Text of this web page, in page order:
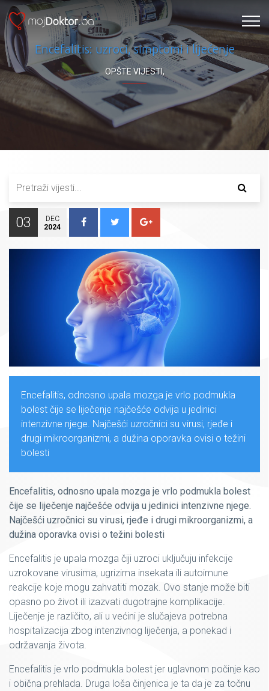
Encefalitis: uzroci, simptomi i liječenje
OPŠTE VIJESTI,
03
DEC
2024
Encefalitis, odnosno upala mozga je vrlo podmukla
bolest čije se liječenje najčešće odvija u jedinici
intenzivne njege. Najčešći uzročnici su virusi, rjeđe i
drugi mikroorganizmi, a dužina oporavka ovisi o težini
bolesti
Encefalitis, odnosno upala mozga je vrlo podmukla bolest
čije se liječenje najčešće odvija u jedinici intenzivne njege.
Najčešći uzročnici su virusi, rjeđe i drugi mikroorganizmi, a
dužina oporavka ovisi o težini bolesti
Encefalitis je upala mozga čiji uzroci uključuju infekcije
uzrokovane virusima, ugrizima insekata ili autoimune
reakcije koje mogu zahvatiti mozak. Ovo stanje može biti
opasno po život ili izazvati dugotrajne komplikacije.
Liječenje je različito, ali u većini je slučajeva potrebna
hospitalizacija zbog intenzivnog liječenja, a ponekad i
održavanja života.
Encefalitis je vrlo podmukla bolest jer uglavnom počinje kao
i obična prehlada. Druga loša činjenica je ta da je za točnu